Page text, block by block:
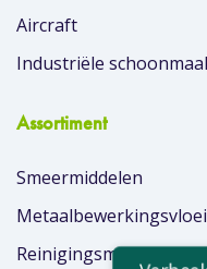
Aircraft
Industriële
Assortiment
Smeermiddelen
Reinigingsmiddelen